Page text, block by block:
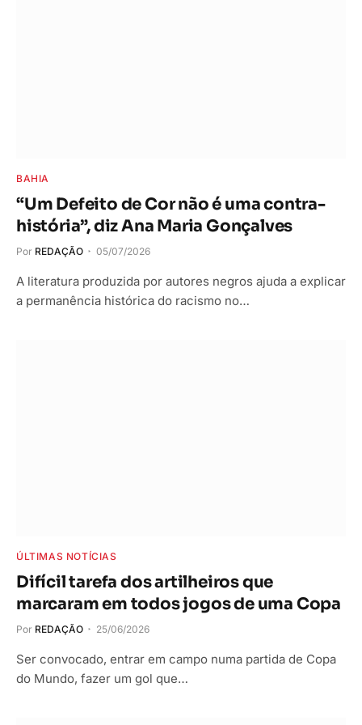
BAHIA
“Um Defeito de Cor não é uma contra-
história”, diz Ana Maria Gonçalves
Por REDAÇÃO 05/07/2026
A literatura produzida por autores negros ajuda a explicar
a permanência histórica do racismo no…
ÚLTIMAS NOTÍCIAS
Difícil tarefa dos artilheiros que
marcaram em todos jogos de uma Copa
Por REDAÇÃO 25/06/2026
Ser convocado, entrar em campo numa partida de Copa
do Mundo, fazer um gol que…